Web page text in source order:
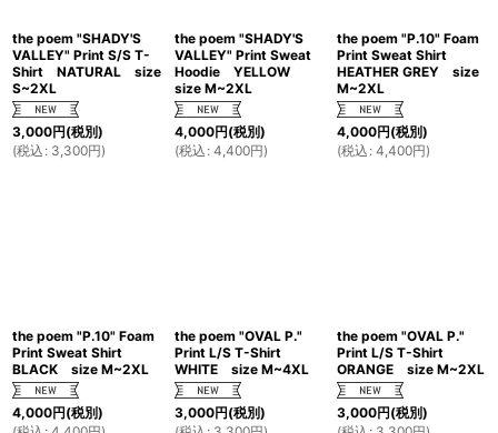
the poem "SHADY'S
VALLEY" Print S/S T-
Shirt NATURAL size
S~2XL
3,000円(税別)
(税込 : 3,300円)
the poem "SHADY'S
VALLEY" Print Sweat
Hoodie YELLOW
size M~2XL
4,000円(税別)
(税込 : 4,400円)
the poem "P.10" Foam
Print Sweat Shirt
HEATHER GREY size
M~2XL
4,000円(税別)
(税込 : 4,400円)
the poem "P.10" Foam
Print Sweat Shirt
BLACK size M~2XL
4,000円(税別)
the poem "OVAL P."
Print L/S T-Shirt
WHITE size M~4XL
3,000円(税別)
the poem "OVAL P."
Print L/S T-Shirt
ORANGE size M~2XL
3,000円(税別)